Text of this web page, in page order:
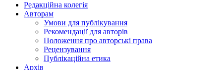
Редакційна колегія
Авторам
Умови для публікування
Рекомендації для авторів
Положення про авторські права
Рецензування
Публікаційна етика
Архів